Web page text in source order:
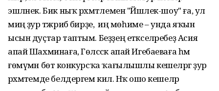
эшләнек. Бик ныҡ рәхмәтлемен "Йәшлек-шоу" ға, ул
миңә ҙур тәжрибә бирҙе, ә иң мөһиме – унда яҡын
ысын дуҫтар таптым. Беҙҙең етәкселәребеҙ Асия
апай Шахминаға, Гөлсәсәк апай Игебаеваға һәм
ғөмүмән бөтә конкурсҡа ҡағылышлы кешеләргә ҙур
рәхмәтемде белдергем килә. Нәҡ ошо кешеләр